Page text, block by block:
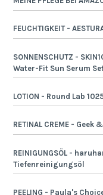
FEUCHTIGKEIT -
SONNENSCHUTZ -
Water-Fit Sun Serum
LOTION - Round Lab
RETINAL CREME -
REINIGUNGSÖL -
Tiefenreinigungsöl
PEELING - Paula's